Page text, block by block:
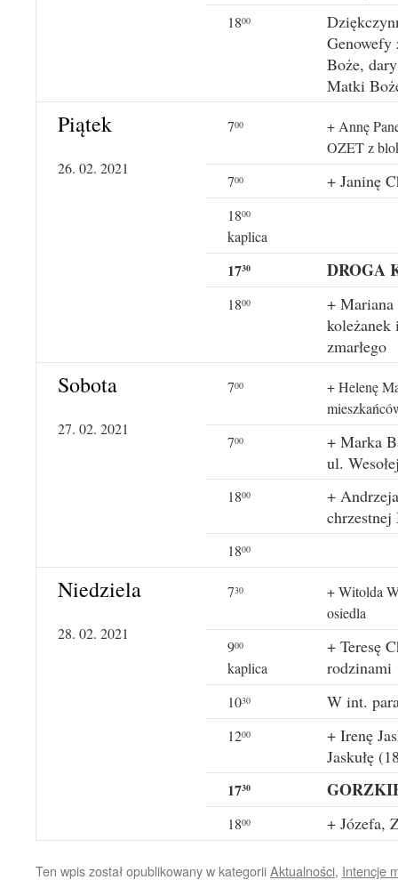
1800
Genowefy
Boże,
Matki
Piątek
26. 02. 2021
700
+ Annę
OZET z
700 + Janinę
1800
kaplica
1730 DROGA
1800
+
koleżanek
zmarłego
Sobota
27. 02. 2021
700
+ Helenę
700
+ Marka
ul.
1800
+
chrzestnej
1800
Niedziela
28. 02. 2021
730
+ Witolda
osiedla
900
kaplica
+ Teresę
rodzinami
1030 W int.
1200
+ Irenę
Jaskułę
1730
1800 + Józefa,
Ten wpis został opublikowany w kategoriiAktualności, Intencje